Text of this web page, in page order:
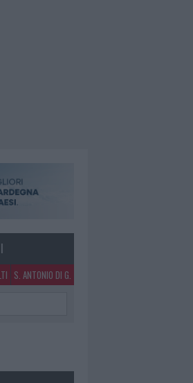
S. ANTONIO DI G.